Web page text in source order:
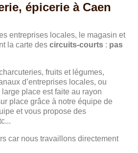
épicerie à Caen
entreprises locales, le magasin et
la carte des circuits-courts : pas
fruits et légumes,
d’entreprises locales, ou
place est faite au rayon
place grâce à notre équipe de
et vous propose des
car nous travaillons directement